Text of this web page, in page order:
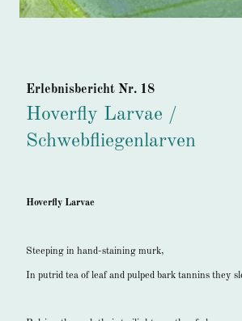
Erlebnisbericht Nr. 18
Hoverfly Larvae /
Schwebfliegenlarven
Hoverfly Larvae
Steeping in hand-staining murk,
In putrid tea of leaf and pulped bark tannins they